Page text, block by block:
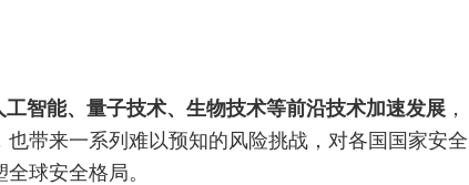
工智能、量子技术、生物技术等前沿技术加速发展 ，
带来一系列难以预知的风险挑战，对各国国家安全
球安全格局。